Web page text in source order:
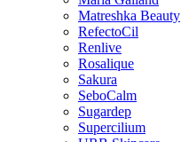
Matreshka Beauty
RefectoCil
Renlive
Rosalique
Sakura
SeboCalm
Sugardep
Supercilium